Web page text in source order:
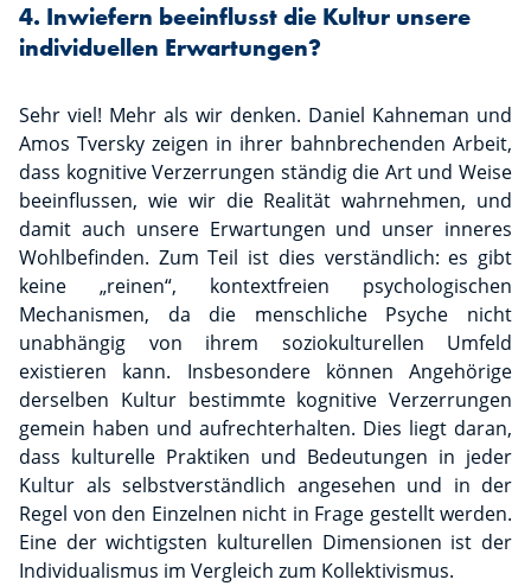
4. Inwiefern beeinflusst die Kultur unsere
individuellen Erwartungen?
Sehr viel! Mehr als wir denken. Daniel Kahneman und
Amos Tversky zeigen in ihrer bahnbrechenden Arbeit,
dass kognitive Verzerrungen ständig die Art und Weise
beeinflussen, wie wir die Realität wahrnehmen, und
damit auch unsere Erwartungen und unser inneres
Wohlbefinden. Zum Teil ist dies verständlich: es gibt
keine „reinen“, kontextfreien psychologischen
Mechanismen, da die menschliche Psyche nicht
unabhängig von ihrem soziokulturellen Umfeld
existieren kann. Insbesondere können Angehörige
derselben Kultur bestimmte kognitive Verzerrungen
gemein haben und aufrechterhalten. Dies liegt daran,
dass kulturelle Praktiken und Bedeutungen in jeder
Kultur als selbstverständlich angesehen und in der
Regel von den Einzelnen nicht in Frage gestellt werden.
Eine der wichtigsten kulturellen Dimensionen ist der
Individualismus im Vergleich zum Kollektivismus.